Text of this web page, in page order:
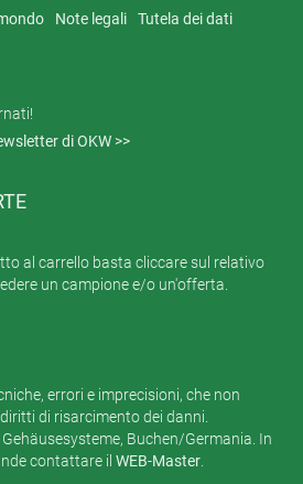
Note legali Tutela dei dati
di OKW >>
al carrello basta cliccare sul relativo
un campione e/o un'offerta.
errori e imprecisioni, che non
di risarcimento dei danni.
Buchen/Germania. In
contattare il WEB-Master.